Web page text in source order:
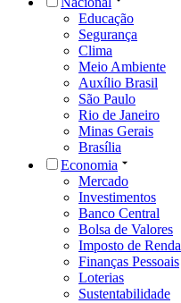
Educação
Segurança
Clima
Meio Ambiente
Auxílio Brasil
São Paulo
Rio de Janeiro
Minas Gerais
Brasília
Economia
Mercado
Investimentos
Banco Central
Bolsa de Valores
Imposto de Renda
Finanças Pessoais
Loterias
Sustentabilidade